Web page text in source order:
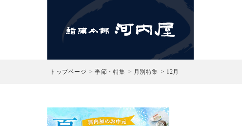
トップページ 季節・特集 月別特集 12月